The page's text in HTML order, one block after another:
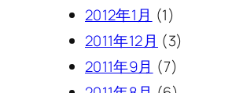
2012年1月 (1)
2011年12月 (3)
2011年9月 (7)